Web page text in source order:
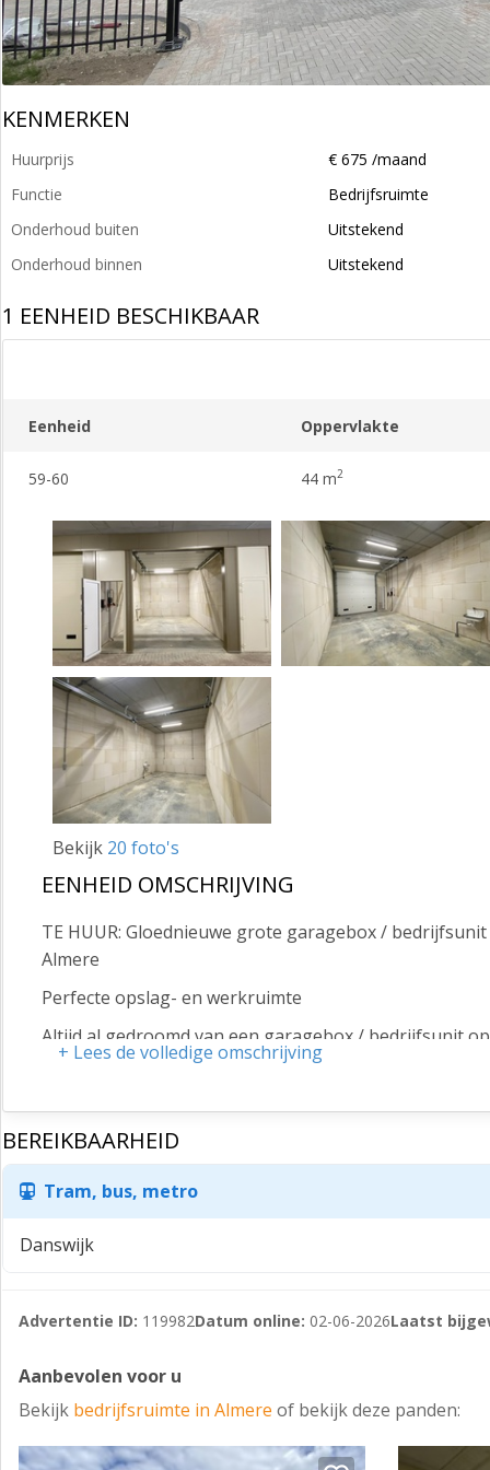
KENMERKEN
Huurprijs
€ 675 /maand
Functie
Bedrijfsruimte
Onderhoud buiten
Uitstekend
Onderhoud binnen
Uitstekend
1 EENHEID BESCHIKBAAR
Eenheid Oppervlakte
59-60 44 m2
Bekijk 20 foto's
EENHEID OMSCHRIJVING
TE HUUR: Gloednieuwe grote garagebox /
Almere
Perfecte opslag- en werkruimte
Altijd al gedroomd van een garagebox / bedrijfsunit
een toplocatie nabij de A6 in Almere. U kunt hier in
Er zijn 2 units naast elkaar beschikbaar van dezelfde
Specificaties garagebox / bedrijfsunit:
- 44 m² bvo (4.80 breed x 9.20 lang)
- Hoge overheaddeur elektrisch bedienbaar (3 meter
- In de unit is een wateraansluiting aanwezig
creëren, wij hebben de oplossing voor u. Neem
+ Lees de volledige omschrijving
BEREIKBAARHEID
Tram, bus, metro
Danswijk
Advertentie ID: 119982Datum online: 02-06-2026Laatst
Aanbevolen voor u
Bekijk bedrijfsruimte in Almere of bekijk deze panden: